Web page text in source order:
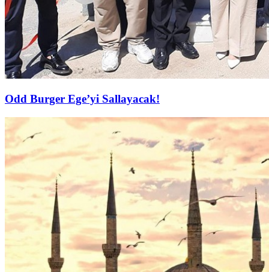
Odd Burger Ege’yi Sallayacak!